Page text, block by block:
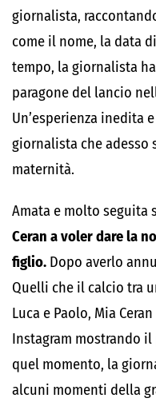
giornalista,
come il nome, la data
tempo, la giornalista
paragone del lancio
Un’esperienza inedita
giornalista che adesso
maternità.
Amata e molto seguita
Ceran a voler dare la
figlio. Dopo averlo
Quelli che il calcio tra
Luca e Paolo, Mia
Instagram mostrando
quel momento, la
alcuni momenti della